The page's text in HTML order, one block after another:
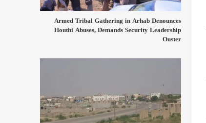
Armed Tribal Gathering in Arhab Denounces
Houthi Abuses, Demands Security Leadership
Ouster